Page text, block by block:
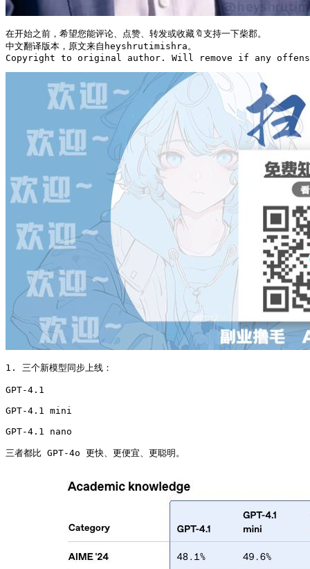
在开始之前，希望您能评论、点赞、转发或收藏🔖支持一下柴郡。
中文翻译版本，原文来自heyshrutimishra。
Copyright to original author. Will remove if any
1. 三个新模型同步上线：
GPT‑4.1
GPT‑4.1 mini
GPT‑4.1 nano
三者都比 GPT‑4o 更快、更便宜、更聪明。